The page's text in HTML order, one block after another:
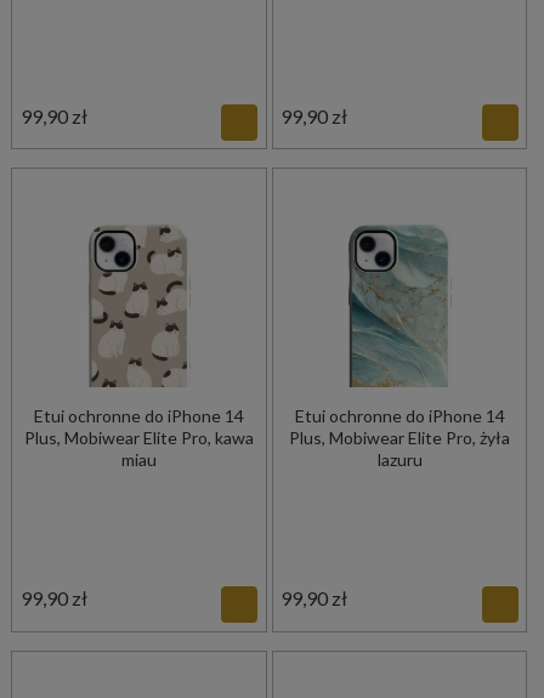
99,90 zł 99,90 zł
Etui ochronne do iPhone 14
Plus, Mobiwear Elite Pro, kawa
miau
99,90 zł
Etui ochronne do iPhone 14
Plus, Mobiwear Elite Pro, żyła
lazuru
99,90 zł